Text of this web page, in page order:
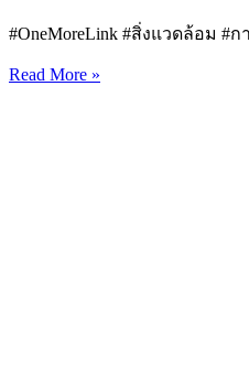
#OneMoreLink #สิ่งแวดล้อม #ก
Read More »